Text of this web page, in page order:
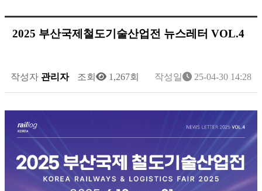
2025 부산국제철도기술산업전 뉴스레터 VOL.4
작성자 관리자 조회 1,267회 작성일 25-04-30 14:28